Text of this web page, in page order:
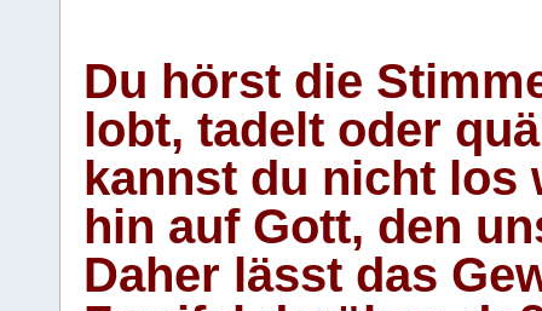
Du hörst die
lobt, tadelt oder
kannst du nicht los
hin auf Gott, den
Daher lässt das